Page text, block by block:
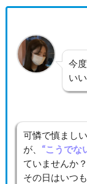
今
い
可憐で慎まし
が、 “こうでな
ていませんか？
その日はいつ